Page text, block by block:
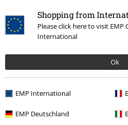
Shopping from
Please click here to visit
International
Ok
EMP International
EMP Deutschland
T-Shirt Manches courtes